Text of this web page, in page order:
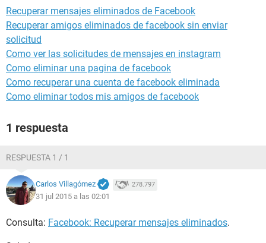
Recuperar mensajes eliminados de Facebook
Recuperar amigos eliminados de facebook sin enviar
solicitud
Como ver las solicitudes de mensajes en instagram
Como eliminar una pagina de facebook
Como recuperar una cuenta de facebook eliminada
Como eliminar todos mis amigos de facebook
1 respuesta
RESPUESTA 1 / 1
Carlos Villagómez 278.797
31 jul 2015 a las 02:01
Consulta: Facebook: Recuperar mensajes eliminados.